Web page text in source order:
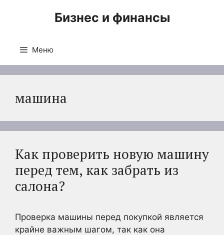
Бизнес и финансы
Меню
машина
Как проверить новую машину
перед тем, как забрать из
салона?
Проверка машины перед покупкой является
крайне важным шагом, так как она